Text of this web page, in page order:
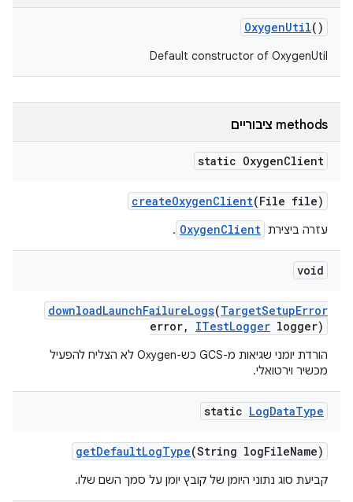
OxygenUtil()
Default constructor of OxygenUtil
‫methods ציבוריים
static OxygenClient
createOxygenClient(File file)
עזרה ביצירת OxygenClient
.
void
downloadLaunchFailureLogs(TargetSetupError
error, ITestLogger logger)
הורדת יומני שגיאות מ-GCS כש-Oxygen לא הצליח להפעיל
מכשיר וירטואלי.
static LogDataType
getDefaultLogType(String logFileName)
קביעת סוג נתוני היומן של קובץ יומן על סמך השם שלו.